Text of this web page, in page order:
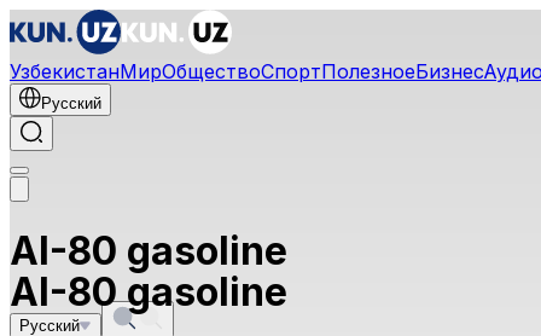
УзбекистанМирОбществоСпортПолезноеБизнесАудио
Русский
AI-80 gasoline
Русский
AI-80 gasoline